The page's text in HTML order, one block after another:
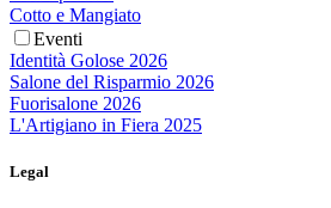
Cotto e Mangiato
Eventi
Identità Golose 2026
Salone del Risparmio 2026
Fuorisalone 2026
L'Artigiano in Fiera 2025
Legal